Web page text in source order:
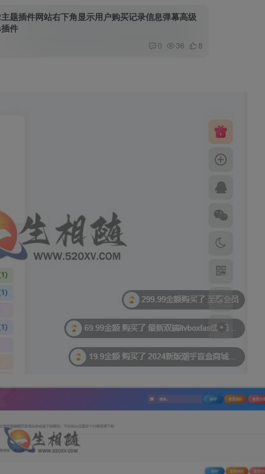
题插件网站右下角显示用户购买记录信息弹幕高级
件
0 36 8